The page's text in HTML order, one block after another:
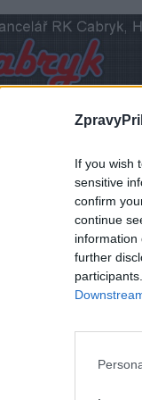
If you wish
sensitive
confirm
continue
information
further
se opět sešli
nový rekord v
bohužel se tak